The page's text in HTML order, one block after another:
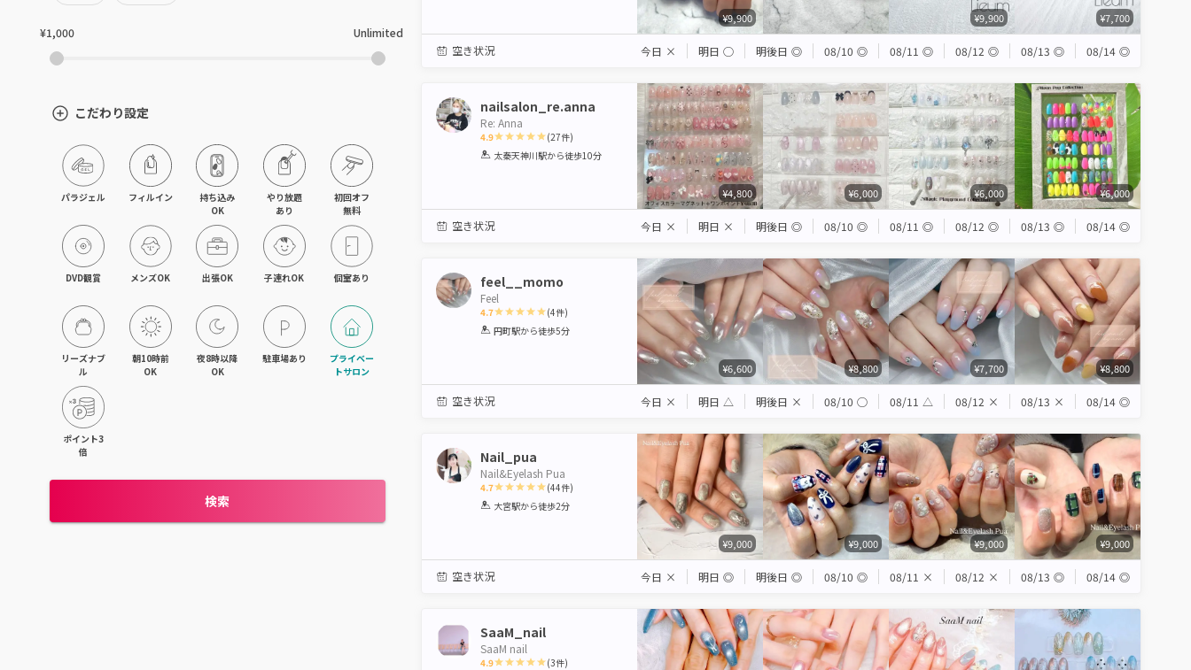
亀岡・福知山・舞鶴
木津・精華町
¥1,000 Unlimited
こだわり設定
パラジェル フィルイン
持ち込み
OK
やり放題
あり
初回オフ
無料
DVD観賞 メンズOK 出張OK 子連れOK 個室あり
リーズナブ
ル
朝10時前
OK
夜8時以降
OK
駐車場あり
プライベー
トサロン
ポイント3
倍
検索
¥9,900 ¥9,900 ¥7,700
空き状況 今日 × 明日 ◯ 明後日 ◎ 08/10 ◎ 08/11 ◎ 08/12 ◎ 08/13 ◎ 08/14 ◎
nailsalon_re.anna
Re: Anna
4.9
1 2 3 4 5
(27件)
太秦天神川駅から徒歩10分
¥4,800 ¥6,000 ¥6,000 ¥6,000
空き状況 今日 × 明日 × 明後日 ◎ 08/10 ◎ 08/11 ◎ 08/12 ◎ 08/13 ◎ 08/14 ◎
feel__momo
Feel
4.7
1 2 3 4 5
(4件)
円町駅から徒歩5分
¥6,600 ¥8,800 ¥7,700 ¥8,800
空き状況 今日 × 明日 △ 明後日 × 08/10 ◯ 08/11 △ 08/12 × 08/13 × 08/14 ◎
Nail_pua
Nail&Eyelash Pua
4.7
1 2 3 4 5
(44件)
大宮駅から徒歩2分
¥9,000 ¥9,000 ¥9,000 ¥9,000
空き状況 今日 × 明日 ◎ 明後日 ◎ 08/10 ◎ 08/11 × 08/12 × 08/13 ◎ 08/14 ◎
SaaM_nail
SaaM nail
4.9 (3件)